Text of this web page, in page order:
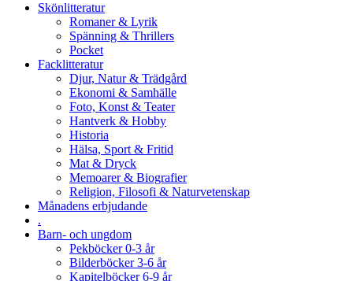
Skönlitteratur
Romaner & Lyrik
Spänning & Thrillers
Pocket
Facklitteratur
Djur, Natur & Trädgård
Ekonomi & Samhälle
Foto, Konst & Teater
Hantverk & Hobby
Historia
Hälsa, Sport & Fritid
Mat & Dryck
Memoarer & Biografier
Religion, Filosofi & Naturvetenskap
Månadens erbjudande
.
Barn- och ungdom
Pekböcker 0-3 år
Bilderböcker 3-6 år
Kapitelböcker 6-9 år